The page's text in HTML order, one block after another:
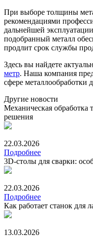
При выборе толщины
рекомендациями
дальнейшей
подобранный металл
продлит срок службы
Здесь вы найдете
метр. Наша компания
сфере металлообработки
Другие новости
Механическая обработка
решения
22.03.2026
Подробнее
3D‑столы для сварки:
22.03.2026
Подробнее
Как работает станок для
13.03.2026